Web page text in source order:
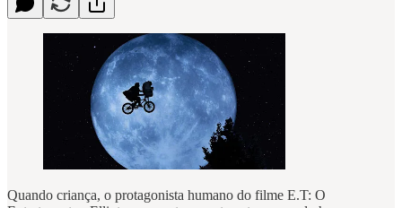
Quando criança, o protagonista humano do filme E.T: O